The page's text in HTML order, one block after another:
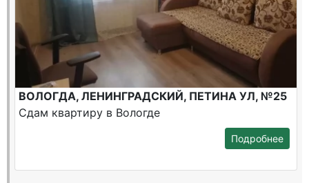
ВОЛОГДА, ЛЕНИНГРАДСКИЙ, ПЕТИНА УЛ, №25
Сдам квартиру в Вологде
Подробнее